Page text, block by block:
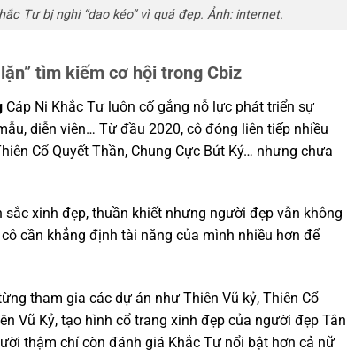
Tư bị nghi “dao kéo” vì quá đẹp. Ảnh: internet.
tìm kiếm cơ hội trong Cbiz
Cáp Ni Khắc Tư luôn cố gắng nỗ lực phát triển sự
diễn viên… Từ đầu 2020, cô đóng liên tiếp nhiều
Cổ Quyết Thần, Chung Cực Bút Ký… nhưng chưa
xinh đẹp, thuần khiết nhưng người đẹp vẫn không
cần khẳng định tài năng của mình nhiều hơn để
tham gia các dự án như Thiên Vũ kỷ, Thiên Cổ
Vũ Kỷ, tạo hình cổ trang xinh đẹp của người đẹp Tân
thậm chí còn đánh giá Khắc Tư nổi bật hơn cả nữ